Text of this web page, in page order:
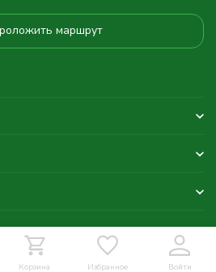
Корзина Избранное Войти
маршрут